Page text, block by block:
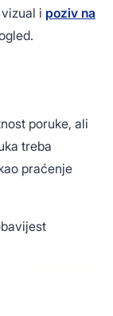
i poziv na
poruke, ali
treba
praćenje